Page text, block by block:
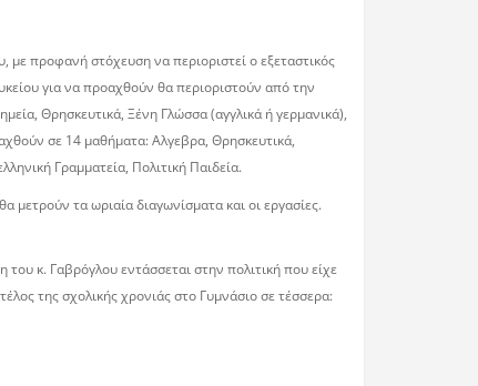
με προφανή στόχευση να περιοριστεί ο εξεταστικός
για να προαχθούν θα περιοριστούν από την
Θρησκευτικά, Ξένη Γλώσσα (αγγλικά ή γερμανικά),
σε 14 μαθήματα: Αλγεβρα, Θρησκευτικά,
Γραμματεία, Πολιτική Παιδεία.
μετρούν τα ωριαία διαγωνίσματα και οι εργασίες.
κ. Γαβρόγλου εντάσσεται στην πολιτική που είχε
της σχολικής χρονιάς στο Γυμνάσιο σε τέσσερα: